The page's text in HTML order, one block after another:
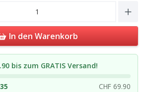
Enter the desired
In den Warenkorb
bis zum GRATIS Versand!
CHF 69.90